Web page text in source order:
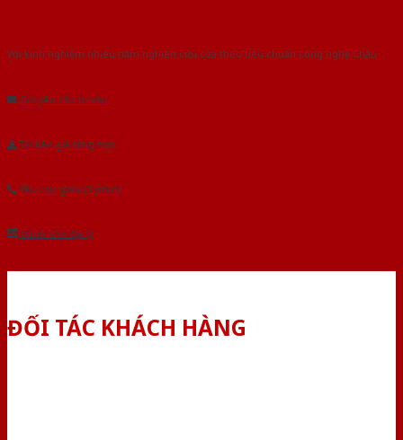
Với kinh nghiệm nhiêu năm nghiên cứu cửa theo tiêu chuẩn công nghệ Châu
Gửi yêu cầu tư vấn
Tải báo giá tổng hợp
Yêu cầu gọi lại (3 phút)
Dành cho đại lý
ĐỐI TÁC KHÁCH HÀNG